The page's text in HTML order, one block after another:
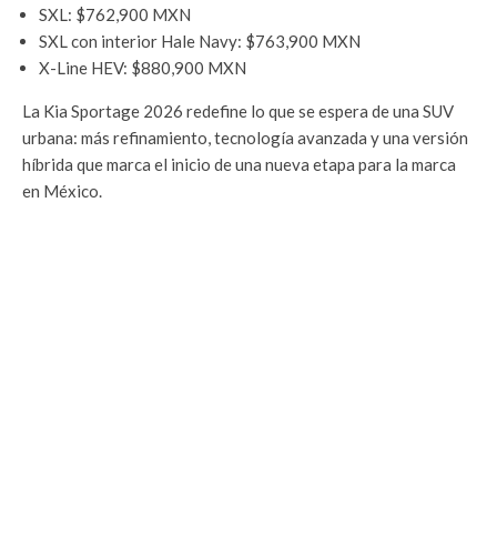
SXL: $762,900 MXN
SXL con interior Hale Navy: $763,900 MXN
X-Line HEV: $880,900 MXN
La Kia Sportage 2026 redefine lo que se espera de una SUV
urbana: más refinamiento, tecnología avanzada y una versión
híbrida que marca el inicio de una nueva etapa para la marca
en México.